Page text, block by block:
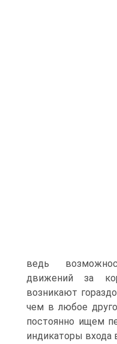
ведь
движений за
возникают
чем в любое
постоянно ищем
индикаторы входа